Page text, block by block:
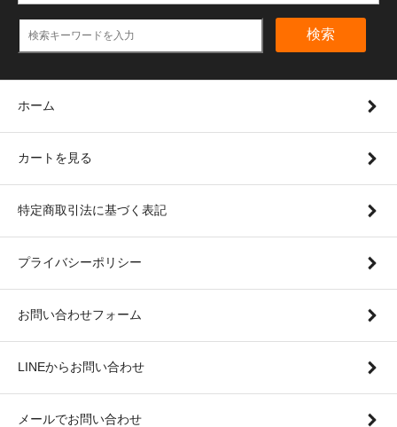
検索
ホーム
カートを見る
特定商取引法に基づく表記
プライバシーポリシー
お問い合わせフォーム
LINEからお問い合わせ
メールでお問い合わせ